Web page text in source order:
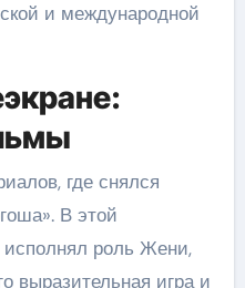
и международной
где снялся
В этой
роль Жени,
выразительная игра и